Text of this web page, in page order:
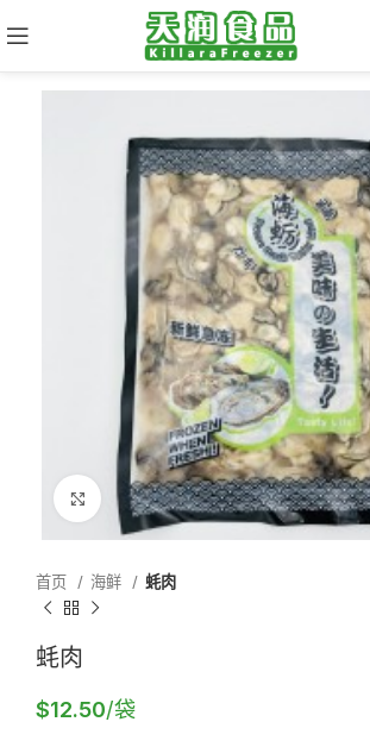
Click to enlarge
首页 海鲜 蚝肉
蚝肉
$12.50/袋